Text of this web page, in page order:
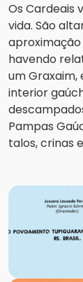
Os Cardeais
vida. São
havendo
um Graxaim,
interior
Pampas
talos, crinas